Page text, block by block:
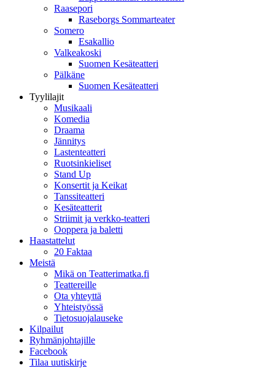
Raasepori
Raseborgs Sommarteater
Somero
Esakallio
Valkeakoski
Suomen Kesäteatteri
Pälkäne
Suomen Kesäteatteri
Tyylilajit
Musikaali
Komedia
Draama
Jännitys
Lastenteatteri
Ruotsinkieliset
Stand Up
Konsertit ja Keikat
Tanssiteatteri
Kesäteatterit
Striimit ja verkko-teatteri
Ooppera ja baletti
Haastattelut
20 Faktaa
Meistä
Mikä on Teatterimatka.fi
Teattereille
Ota yhteyttä
Yhteistyössä
Tietosuojalauseke
Kilpailut
Ryhmänjohtajille
Facebook
Tilaa uutiskirje